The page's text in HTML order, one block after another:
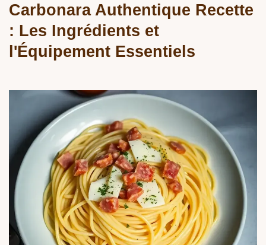
Carbonara Authentique Recette
: Les Ingrédients et
l'Équipement Essentiels